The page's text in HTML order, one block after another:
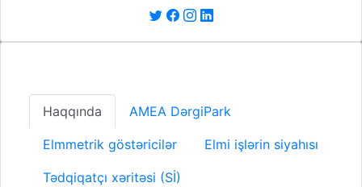
Haqqında AMEA DərgiPark
Elmmetrik göstəricilər Elmi işlərin siyahısı
Tədqiqatçı xəritəsi (Sİ)